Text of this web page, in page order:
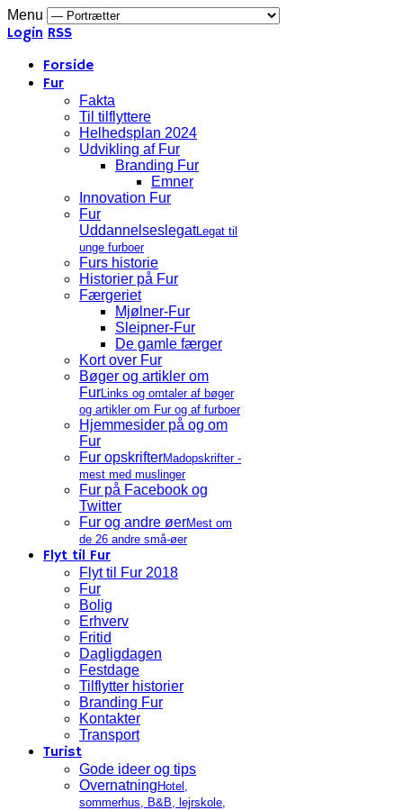
Menu
Login RSS
Forside
Fur
Fakta
Til tilflyttere
Helhedsplan 2024
Udvikling af Fur
Branding Fur
Emner
Innovation Fur
Fur
UddannelseslegatLegat til
unge furboer
Furs historie
Historier på Fur
Færgeriet
Mjølner-Fur
Sleipner-Fur
De gamle færger
Kort over Fur
Bøger og artikler om
FurLinks og omtaler af bøger
og artikler om Fur og af furboer
Hjemmesider på og om
Fur
Fur opskrifterMadopskrifter -
mest med muslinger
Fur på Facebook og
Twitter
Fur og andre øerMest om
de 26 andre små-øer
Flyt til Fur
Flyt til Fur 2018
Fur
Bolig
Erhverv
Fritid
Dagligdagen
Festdage
Tilflytter historier
Branding Fur
Kontakter
Transport
Turist
Gode ideer og tips
Overnatning Hotel,
sommerhus, B&B, lejrskole,